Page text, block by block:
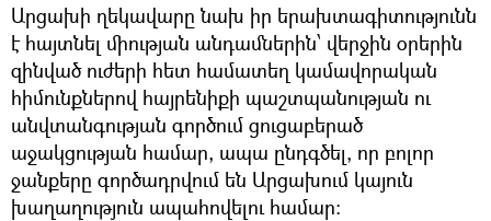
Արցախի ղեկավարը նախ իր երախտագիտությունն
է հայտնել միության անդամներին՝ վերջին օրերին
զինված ուժերի հետ համատեղ կամավորական
հիմունքներով հայրենիքի պաշտպանության ու
անվտանգության գործում ցուցաբերած
աջակցության համար, ապա ընդգծել, որ բոլոր
ջանքերը գործադրվում են Արցախում կայուն
խաղաղություն ապահովելու համար: